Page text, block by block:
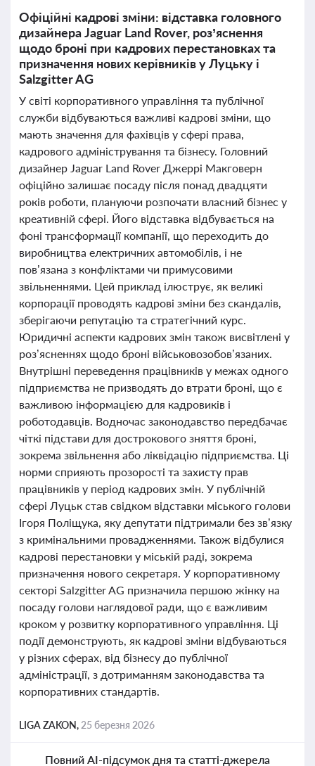
Офіційні кадрові зміни: відставка головного
дизайнера Jaguar Land Rover, роз’яснення
щодо броні при кадрових перестановках та
призначення нових керівників у Луцьку і
Salzgitter AG
У світі корпоративного управління та публічної
служби відбуваються важливі кадрові зміни, що
мають значення для фахівців у сфері права,
кадрового адміністрування та бізнесу. Головний
дизайнер Jaguar Land Rover Джеррі Макговерн
офіційно залишає посаду після понад двадцяти
років роботи, плануючи розпочати власний бізнес у
креативній сфері. Його відставка відбувається на
фоні трансформації компанії, що переходить до
виробництва електричних автомобілів, і не
пов’язана з конфліктами чи примусовими
звільненнями. Цей приклад ілюструє, як великі
корпорації проводять кадрові зміни без скандалів,
зберігаючи репутацію та стратегічний курс.
Юридичні аспекти кадрових змін також висвітлені у
роз’ясненнях щодо броні військовозобов’язаних.
Внутрішні переведення працівників у межах одного
підприємства не призводять до втрати броні, що є
важливою інформацією для кадровиків і
роботодавців. Водночас законодавство передбачає
чіткі підстави для дострокового зняття броні,
зокрема звільнення або ліквідацію підприємства. Ці
норми сприяють прозорості та захисту прав
працівників у період кадрових змін. У публічній
сфері Луцьк став свідком відставки міського голови
Ігоря Поліщука, яку депутати підтримали без зв’язку
з кримінальними провадженнями. Також відбулися
кадрові перестановки у міській раді, зокрема
призначення нового секретаря. У корпоративному
секторі Salzgitter AG призначила першою жінку на
посаду голови наглядової ради, що є важливим
кроком у розвитку корпоративного управління. Ці
події демонструють, як кадрові зміни відбуваються
у різних сферах, від бізнесу до публічної
адміністрації, з дотриманням законодавства та
корпоративних стандартів.
LIGA ZAKON, 25 березня 2026
Повний AI-підсумок дня та статті-джерела